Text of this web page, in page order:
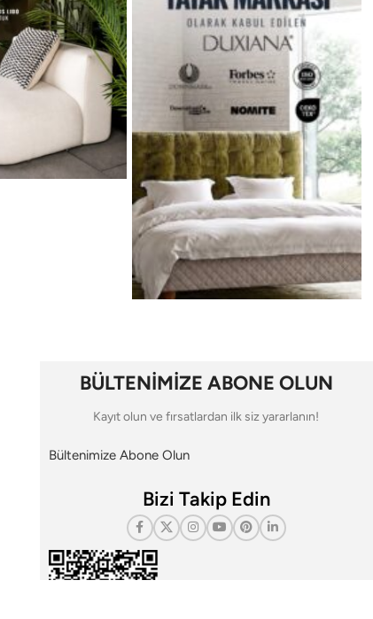
BÜLTENİMİZE ABONE OLUN
Kayıt olun ve fırsatlardan ilk siz yararlanın!
Bültenimize Abone Olun
Bizi Takip Edin